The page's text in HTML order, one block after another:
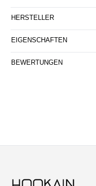
HERSTELLER
EIGENSCHAFTEN
BEWERTUNGEN